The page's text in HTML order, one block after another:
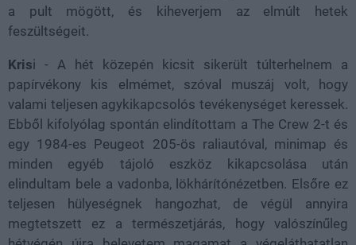
a pult mögött, és kiheverjem az elmúlt hetek
feszültségeit.
Krisi - A hét közepén kicsit sikerült túlterhelnem a
papírvékony kis elmémet, szóval muszáj volt, hogy
valami teljesen agykikapcsolós tevékenységet keressek.
Ebből kifolyólag spontán elindítottam a The Crew 2-t és
egy 1984-es Peugeot 205-ös raliautóval, minimap és
minden egyéb tájoló eszköz kikapcsolása után
elindultam bele a vadonba, lökhárítónézetben. Elsőre ez
teljesen hülyeségnek hangozhat, de végül annyira
megtetszett ez a természetjárás, hogy valószínűleg